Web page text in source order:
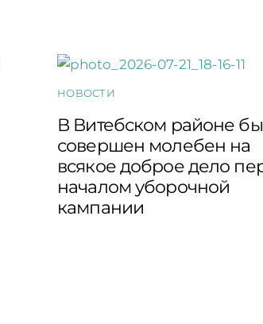
НОВОСТИ
В Витебском районе
совершен молебен на
всякое доброе дело
началом уборочной
кампании